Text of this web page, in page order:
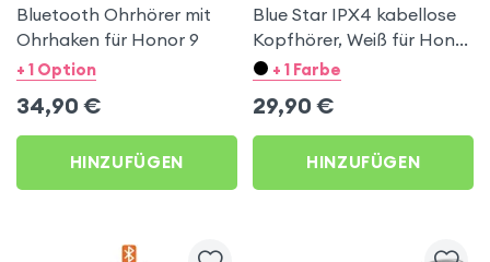
Bluetooth Ohrhörer mit
Ohrhaken für Honor 9
+ 1 Option
34,90 €
HINZUFÜGEN
Blue Star IPX4 kabellose
Kopfhörer, Weiß für Honor
9 + 1 Farbe
29,90 €
HINZUFÜGEN